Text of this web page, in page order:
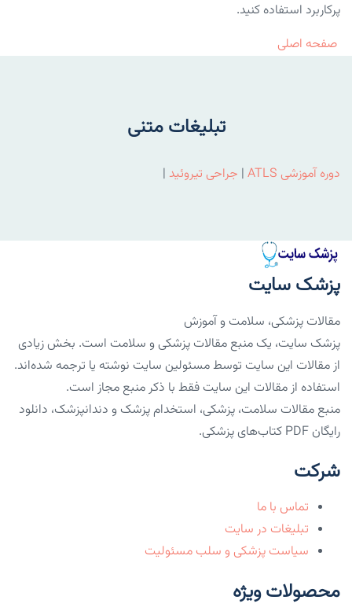
پرکاربرد استفاده کنید.
صفحه اصلی
تبلیغات متنی
دوره آموزشی ATLS | جراحی تیروئید |
پزشک سایت
مقالات پزشکی، سلامت و آموزش
پزشک سایت، یک منبع مقالات پزشکی و سلامت است. بخش زیادی
از مقالات این سایت توسط مسئولین سایت نوشته یا ترجمه شده‌اند.
استفاده از مقالات این سایت فقط با ذکر منبع مجاز است.
منبع مقالات سلامت، پزشکی، استخدام پزشک و دندانپزشک، دانلود
رایگان PDF کتاب‌های پزشکی.
شرکت
تماس با ما
تبلیغات در سایت
سیاست پزشکی و سلب مسئولیت
محصولات ویژه